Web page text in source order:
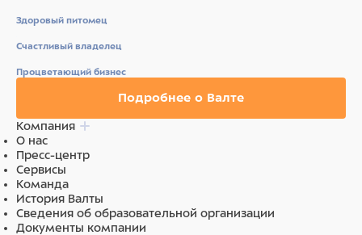
Здоровый питомец
Счастливый владелец
Процветающий бизнес
Подробнее о Валте
Компания
О нас
Пресс-центр
Сервисы
Команда
История Валты
Сведения об образовательной организации
Документы компании